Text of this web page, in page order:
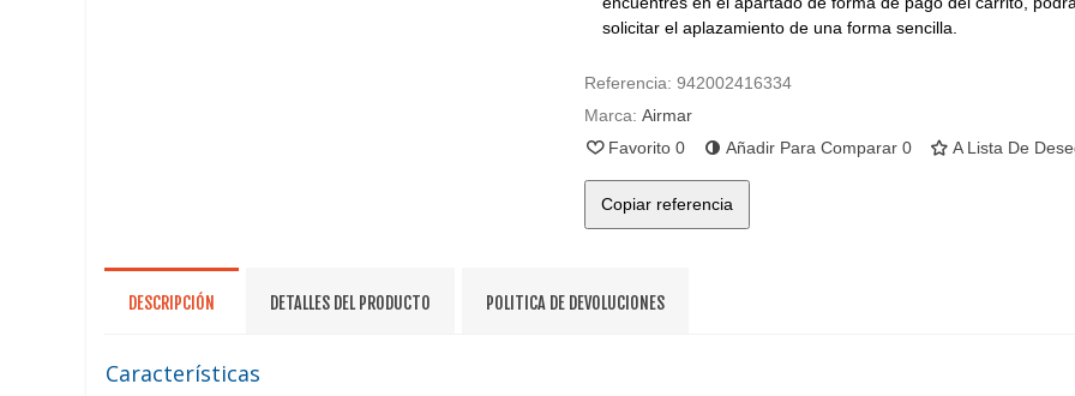
solicitar el aplazamiento de una forma sencilla.
Referencia: 942002416334
Marca: Airmar
Favorito 0 Añadir Para Comparar 0 A Lista De
Copiar referencia
DESCRIPCIÓN DETALLES DEL PRODUCTO POLITICA DE DEVOLUCIONES
Características